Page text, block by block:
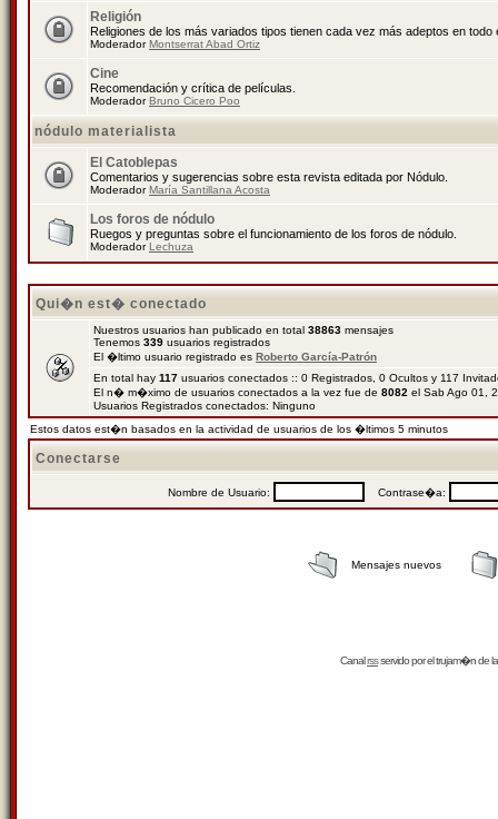
Religión
Religiones de los más variados tipos tienen cada vez más adeptos en todo
ModeradorMontserrat Abad Ortiz
Cine
Recomendación y crítica de películas.
ModeradorBruno Cicero Poo
nódulo materialista
El Catoblepas
Comentarios y sugerencias sobre esta revista editada por Nódulo.
ModeradorMaría Santillana Acosta
Los foros de nódulo
Ruegos y preguntas sobre el funcionamiento de los foros de nódulo.
ModeradorLechuza
Qui�n est� conectado
Nuestros usuarios han publicado en total 38863 mensajes
Tenemos 339 usuarios registrados
El �ltimo usuario registrado es Roberto García-Patrón
En total hay 117 usuarios conectados :: 0 Registrados, 0 Ocultos y 117
El n� m�ximo de usuarios conectados a la vez fue de 8082 el Sab Ago 01,
Usuarios Registrados conectados: Ninguno
Estos datos est�n basados en la actividad de usuarios de los �ltimos 5 minutos
Conectarse
Nombre de Usuario: Contrase�a:
Mensajes nuevos
Canalrssservido por eltrujam�nde